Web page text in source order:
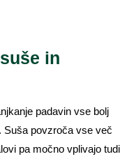
in
padavin vse bolj
Suša povzroča vse več
pa močno vplivajo tudi